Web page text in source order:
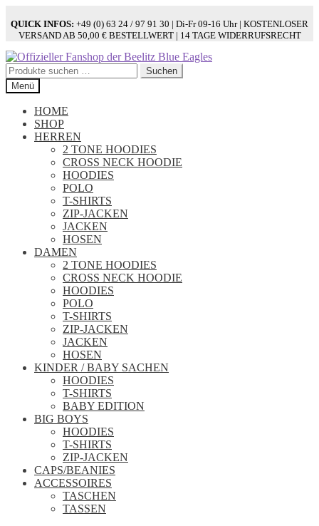
QUICK INFOS: +49 (0) 63 24 / 97 91 30 | Di-Fr 09-16 Uhr | KOSTENLOSER
VERSAND AB 50,00 € BESTELLWERT | 14 TAGE WIDERRUFSRECHT
Zur
Navigation
springen
Zum
Inhalt
springen
Suchen
nach:
Suchen
Menü
HOME
SHOP
HERREN
2 TONE HOODIES
CROSS NECK HOODIE
HOODIES
POLO
T-SHIRTS
ZIP-JACKEN
JACKEN
HOSEN
DAMEN
2 TONE HOODIES
CROSS NECK HOODIE
HOODIES
POLO
T-SHIRTS
ZIP-JACKEN
JACKEN
HOSEN
KINDER / BABY SACHEN
HOODIES
T-SHIRTS
BABY EDITION
BIG BOYS
HOODIES
T-SHIRTS
ZIP-JACKEN
CAPS/BEANIES
ACCESSOIRES
TASCHEN
TASSEN